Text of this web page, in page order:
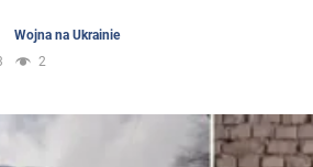
Wojna na Ukrainie
2